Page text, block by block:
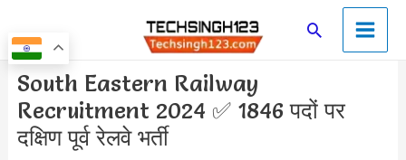
to
content
SearchMain
Menu
South Eastern Railway
Recruitment 2024 ✅ 1846 पदों पर
दक्षिण पूर्व रेलवे भर्ती
Post
navigation